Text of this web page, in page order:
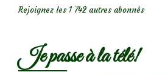
Rejoignez les 1 742 autres abonnés
Je passe à la télé!